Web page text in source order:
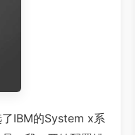
IBM的System x系